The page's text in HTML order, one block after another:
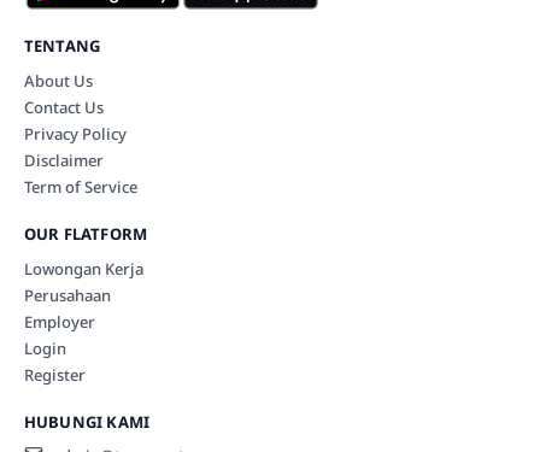
TENTANG
About Us
Contact Us
Privacy Policy
Disclaimer
Term of Service
OUR FLATFORM
Lowongan Kerja
Perusahaan
Employer
Login
Register
HUBUNGI KAMI